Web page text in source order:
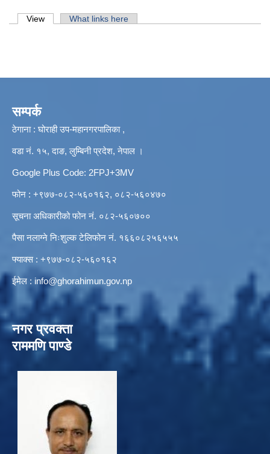
Primary tabs
View (active tab)What links here
सम्पर्क
ठेगाना : घोराही उप-महानगरपालिका ,
वडा नं. १५, दाङ, लुम्बिनी प्रदेश, नेपाल ।
Google Plus Code: 2FPJ+3MV
फोन : +९७७-०८२-५६०१६२, ०८२-५६०४७०
सूचना अधिकारीको फोन नं. ०८२-५६०७००
पैसा नलाग्ने निःशुल्क टेलिफोन नं. १६६०८२५६५५५
फ्याक्स : +९७७-०८२-५६०१६२
ईमेल : info@ghorahimun.gov.np
नगर प्रवक्ता
राममणि पाण्डे